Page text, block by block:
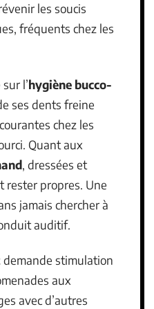
les soucis
fréquents chez les
l’hygiène bucco-
ses dents freine
chez les
Quant aux
, dressées et
rester propres. Une
jamais chercher à
auditif.
demande stimulation
aux
avec d’autres